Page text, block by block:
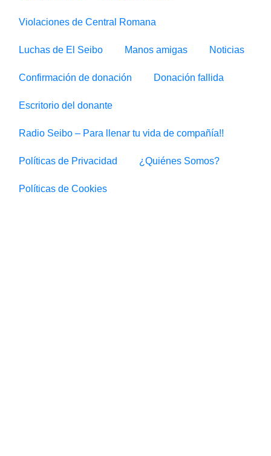
Violaciones de Central Romana
Luchas de El Seibo Manos amigas Noticias
Confirmación de donación Donación fallida
Escritorio del donante
Radio Seibo – Para llenar tu vida de compañía!!
Políticas de Privacidad ¿Quiénes Somos?
Políticas de Cookies